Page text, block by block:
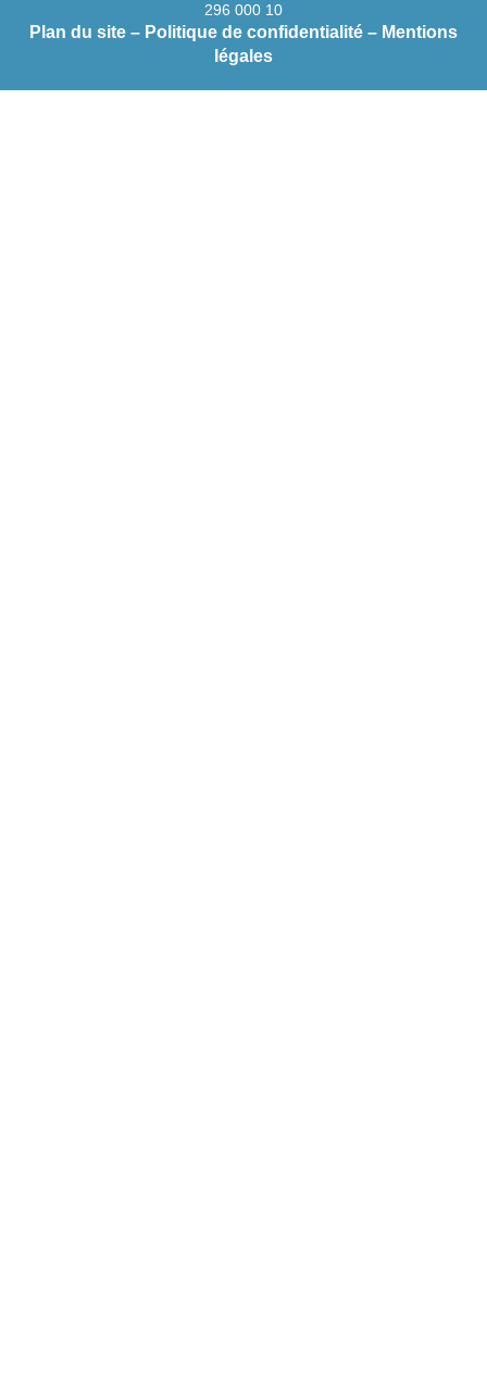
296 000 10
Plan du site – Politique de confidentialité – Mentions
légales